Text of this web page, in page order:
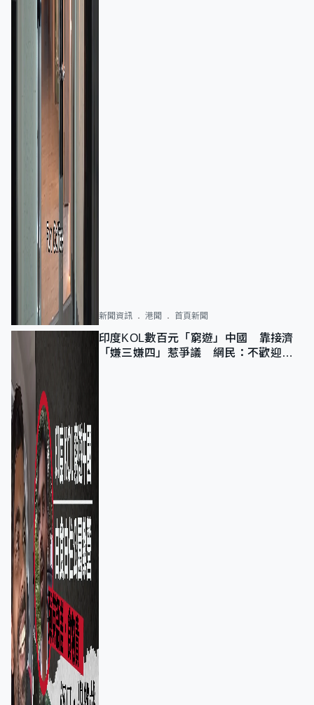
新聞資訊 港聞 首頁新聞
印度KOL數百元「窮遊」中國 靠接濟
「嫌三嫌四」惹爭議 網民：不歡迎劣